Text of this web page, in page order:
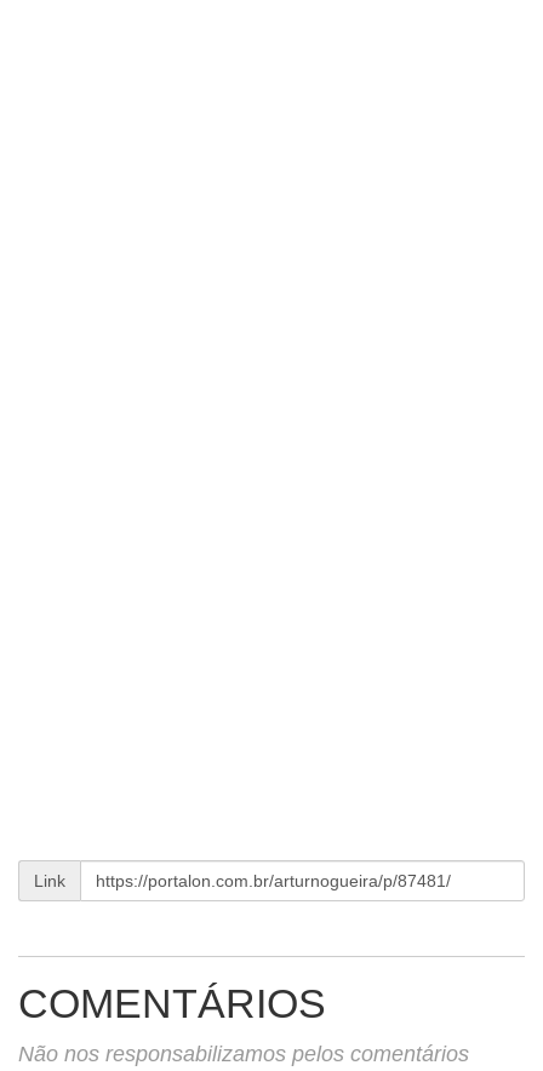
Link
COMENTÁRIOS
Não nos responsabilizamos pelos comentários